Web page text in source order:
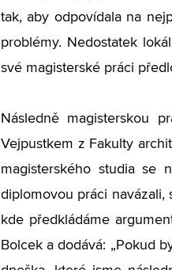
tak, aby odpovídala na
problémy. Nedostatek
své magisterské práci
Následně magisterskou
Vejpustkem z Fakulty
magisterského studia se
diplomovou práci navázali,
kde předkládáme
Bolcek a dodává: „Pokud